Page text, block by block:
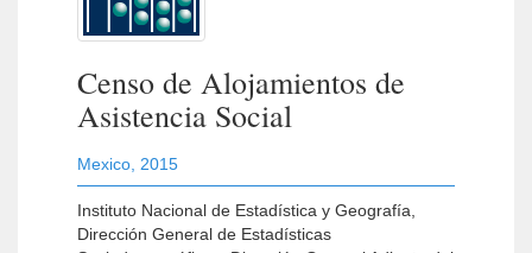
Censo de Alojamientos de
Asistencia Social
Mexico 2015
Instituto Nacional de Estadística y Geografía,
Dirección General de Estadísticas